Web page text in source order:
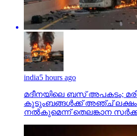
india5 hours ago
മദീനയിലെ ബസ് അപകടം;
കുടുംബങ്ങള്‍ക്ക് അഞ്ച് ലക്ഷം
നല്‍കുമെന്ന് തെലങ്കാന